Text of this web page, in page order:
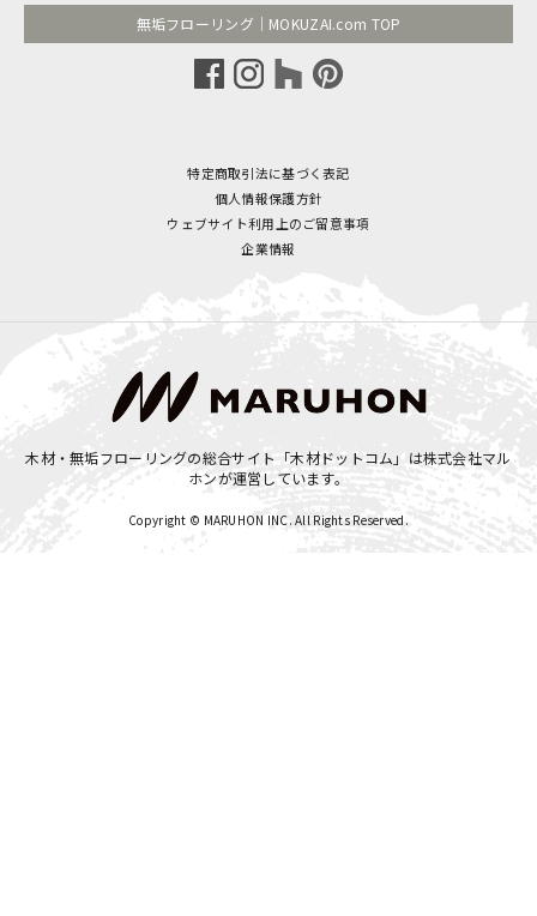
無垢フローリング｜MOKUZAI.com TOP
特定商取引法に基づく表記
個人情報保護方針
ウェブサイト利用上のご留意事項
企業情報
木材・無垢フローリングの総合サイト「木材ドットコム」は株式会社マル
ホンが運営しています。
Copyright © MARUHON INC. All Rights Reserved.